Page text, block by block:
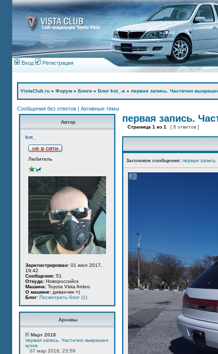
Вход Регистрация
VistaClub.ru » Форум » Блоги » Блог kot_-а » первая запись. Частично
Сообщения без ответов | Активные темы
Автор
kot_
Любитель
Зарегистрирован: 01 июл 2017,
19:42
Сообщения: 51
Откуда: Новороссийск
Машина: Toyota Vista Ardeo
О машине: диванчик =)
Блог: Посмотреть блог (1)
Архивы
Март 2018
первая запись. Частично выкрашен
кузов
07 мар 2018, 23:59
первая запись.
Страница 1 из 1 [ 8 ответов ]
Заголовок сообщения: первая